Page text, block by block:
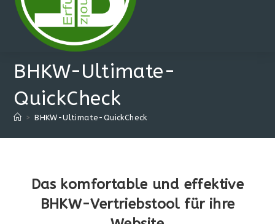
BHKW-Ultimate-
QuickCheck
> BHKW-Ultimate-QuickCheck
Das komfortable und effektive
BHKW-Vertriebstool für ihre